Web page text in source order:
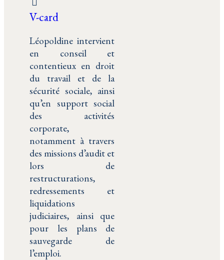
V-card
Léopoldine intervient
en conseil et
contentieux en droit
du travail et de la
sécurité sociale, ainsi
qu’en support social
des activités
corporate,
notamment à travers
des missions d’audit et
lors de
restructurations,
redressements et
liquidations
judiciaires, ainsi que
pour les plans de
sauvegarde de
l’emploi.